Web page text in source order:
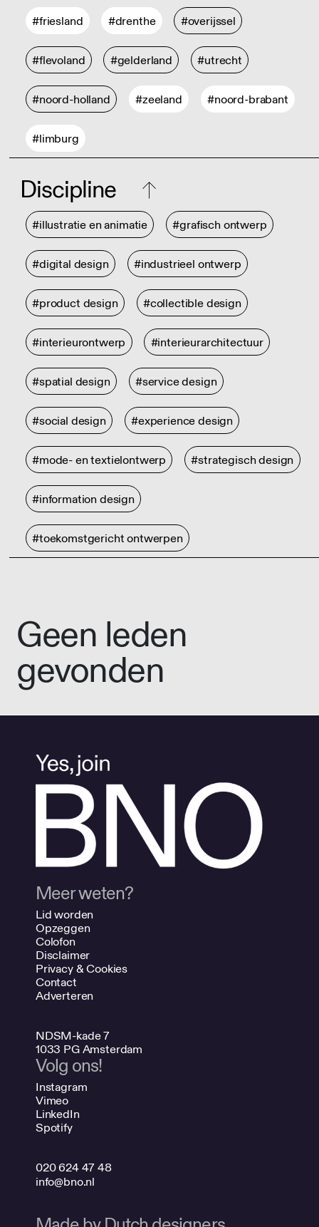
#friesland #drenthe #overijssel
#flevoland #gelderland #utrecht
#noord-holland #zeeland #noord-brabant
#limburg
Discipline
#illustratie en animatie #grafisch ontwerp
#digital design #industrieel ontwerp
#product design #collectible design
#interieurontwerp #interieurarchitectuur
#spatial design #service design
#social design #experience design
#mode- en textielontwerp #strategisch design
#information design
#toekomstgericht ontwerpen
Geen leden
gevonden
Meer weten?
Lid worden
Opzeggen
Colofon
Disclaimer
Privacy & Cookies
Contact
Adverteren
NDSM-kade 7
1033 PG Amsterdam
Volg ons!
Instagram
Vimeo
LinkedIn
Spotify
020 624 47 48
info@bno.nl